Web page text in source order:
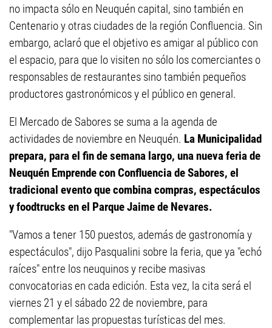
no impacta sólo en Neuquén capital, sino también en
Centenario y otras ciudades de la región Confluencia. Sin
embargo, aclaró que el objetivo es amigar al público con
el espacio, para que lo visiten no sólo los comerciantes o
responsables de restaurantes sino también pequeños
productores gastronómicos y el público en general.
El Mercado de Sabores se suma a la agenda de
actividades de noviembre en Neuquén. La Municipalidad
prepara, para el fin de semana largo, una nueva feria de
Neuquén Emprende con Confluencia de Sabores, el
tradicional evento que combina compras, espectáculos
y foodtrucks en el Parque Jaime de Nevares.
"Vamos a tener 150 puestos, además de gastronomía y
espectáculos", dijo Pasqualini sobre la feria, que ya "echó
raíces" entre los neuquinos y recibe masivas
convocatorias en cada edición. Esta vez, la cita será el
viernes 21 y el sábado 22 de noviembre, para
complementar las propuestas turísticas del mes.